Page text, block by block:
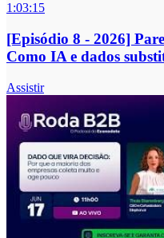
1:03:15
[Episódio 8 - 2026]
Como IA e dados
Assistir